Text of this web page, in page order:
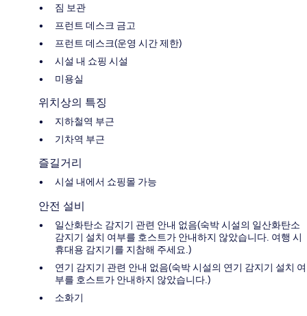
짐 보관
프런트 데스크 금고
프런트 데스크(운영 시간 제한)
시설 내 쇼핑 시설
미용실
위치상의 특징
지하철역 부근
기차역 부근
즐길거리
시설 내에서 쇼핑몰 가능
안전 설비
일산화탄소 감지기 관련 안내 없음(숙박 시설의 일산화탄소
감지기 설치 여부를 호스트가 안내하지 않았습니다. 여행 시
휴대용 감지기를 지참해 주세요.)
연기 감지기 관련 안내 없음(숙박 시설의 연기 감지기 설치 여
부를 호스트가 안내하지 않았습니다.)
소화기